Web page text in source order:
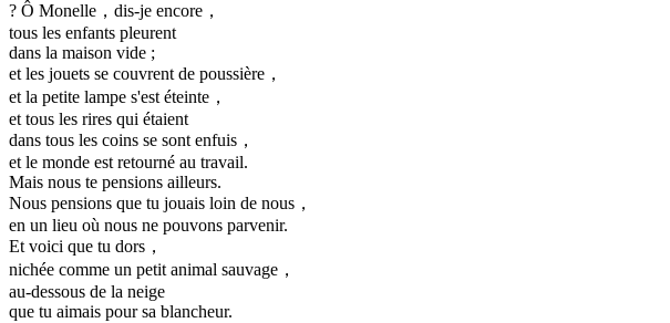
? Ô Monelle，dis-je encore，
tous les enfants pleurent
dans la maison vide ;
et les jouets se couvrent de poussière，
et la petite lampe s'est éteinte，
et tous les rires qui étaient
dans tous les coins se sont enfuis，
et le monde est retourné au travail.
Mais nous te pensions ailleurs.
Nous pensions que tu jouais loin de nous，
en un lieu où nous ne pouvons parvenir.
Et voici que tu dors，
nichée comme un petit animal sauvage，
au-dessous de la neige
que tu aimais pour sa blancheur.